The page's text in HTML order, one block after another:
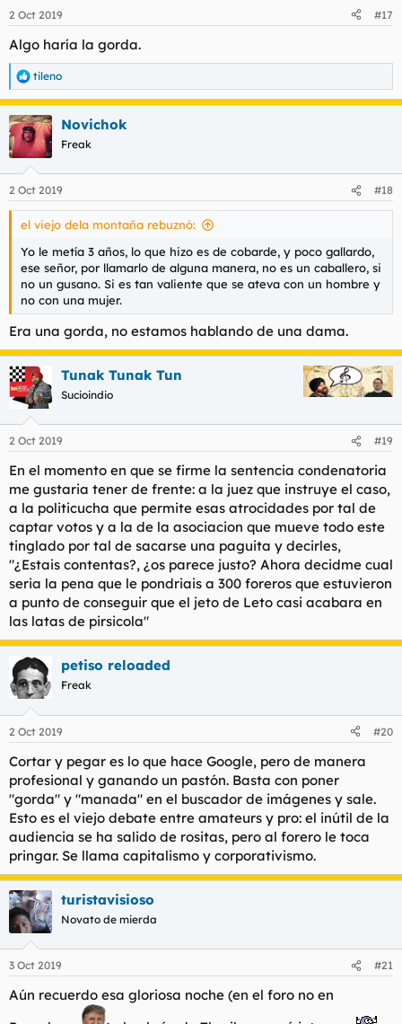
2 Oct 2019 #17
Algo haría la gorda.
R
e
a
c
c
i
e
s
tileno
Novichok
Freak
2 Oct 2019 #18
el viejo dela montaña rebuznó:
Yo le metía 3 años, lo que hizo es de cobarde, y poco gallardo,
ese señor, por llamarlo de alguna manera, no es un caballero, si
no un gusano. Si es tan valiente que se ateva con un hombre y
no con una mujer.
Era una gorda, no estamos hablando de una dama.
Tunak Tunak Tun
Sucioindio
2 Oct 2019 #19
En el momento en que se firme la sentencia condenatoria
me gustaria tener de frente: a la juez que instruye el caso,
a la politicucha que permite esas atrocidades por tal de
captar votos y a la de la asociacion que mueve todo este
tinglado por tal de sacarse una paguita y decirles,
"¿Estais contentas?, ¿os parece justo? Ahora decidme cual
seria la pena que le pondriais a 300 foreros que estuvieron
a punto de conseguir que el jeto de Leto casi acabara en
las latas de pirsicola"
petiso reloaded
Freak
2 Oct 2019 #20
Cortar y pegar es lo que hace Google, pero de manera
profesional y ganando un pastón. Basta con poner
"gorda" y "manada" en el buscador de imágenes y sale.
Esto es el viejo debate entre amateurs y pro: el inútil de la
audiencia se ha salido de rositas, pero al forero le toca
pringar. Se llama capitalismo y corporativismo.
turistavisioso
Novato de mierda
3 Oct 2019 #21
Aún recuerdo esa gloriosa noche (en el foro no en